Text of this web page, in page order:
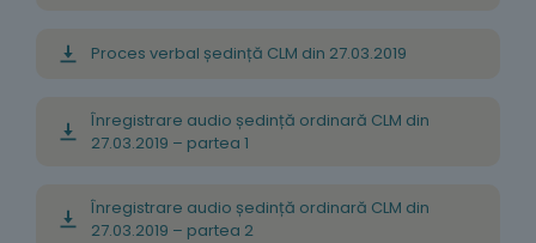
Proces verbal ședință CLM din 27.03.2019
Înregistrare audio ședință ordinară CLM din
27.03.2019 – partea 1
Înregistrare audio ședință ordinară CLM din
27.03.2019 – partea 2